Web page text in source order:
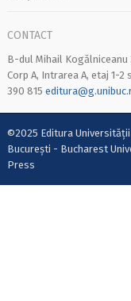
CONTACT
B-dul Mihail Kogălniceanu
Corp A, Intrarea A, etaj 1-
390 815
©2025 Editura Universității
București - Bucharest
Press